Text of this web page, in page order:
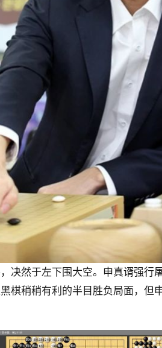
决然于左下围大空。申真谞强行
棋稍稍有利的半目胜负局面，但